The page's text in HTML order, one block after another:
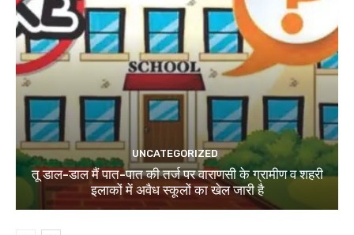
UNCATEGORIZED
तू डाल-डाल मैं पात-पात की तर्ज पर वाराणसी के ग्रामीण व शहरी
इलाकों में अवैध स्कूलों का खेल जारी है